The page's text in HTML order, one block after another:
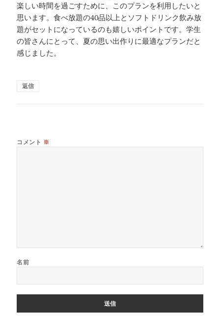
楽しい時間を過ごすために、このプランを利用したいと
思います。食べ放題の40品以上とソフトドリンク飲み放
題がセットになっているのも嬉しいポイントです。学生
の皆さんにとって、夏の思い出作りに最適なプランだと
感じました。
返信
コメント ※
名前